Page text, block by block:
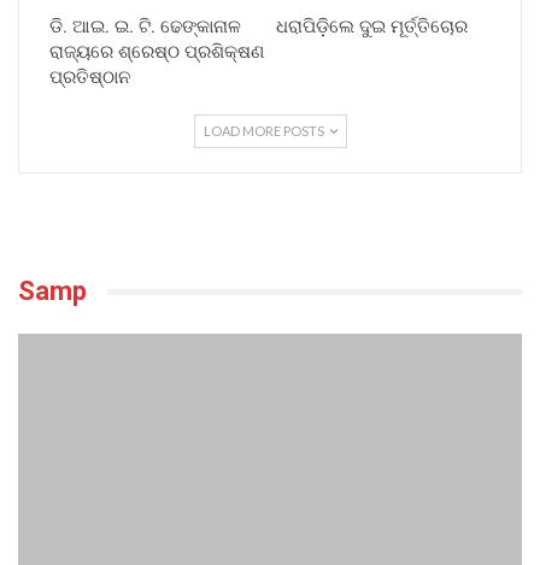
ଡି. ଆଇ. ଇ. ଟି. ଢେଙ୍କାନାଳ
ରାଜ୍ୟରେ ଶ୍ରେଷ୍ଠ ପ୍ରଶିକ୍ଷଣ
ପ୍ରତିଷ୍ଠାନ
ଧରାପିଡ଼ିଲେ ଦୁଇ ମୂର୍ତ୍ତିଚୋର
LOAD MORE POSTS
Samp